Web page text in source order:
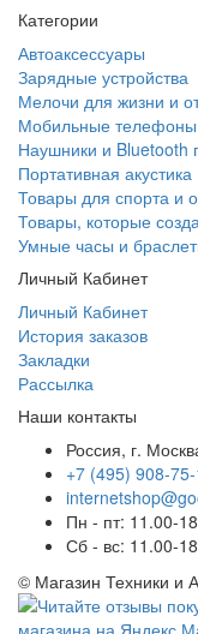
Категории
Автоаксессуары
Зарядные устройства
Мелочи для жизни и
Мобильные телефоны
Наушники и Bluetooth
Портативная акустика
Товары для спорта и
Товары, которые
Умные часы и
Личный Кабинет
Личный Кабинет
История заказов
Закладки
Рассылка
Наши контакты
Россия, г.
+7 (495) 908-
Пн - пт: 11.00-
Сб - вс: 11.00-
© Магазин Техники и